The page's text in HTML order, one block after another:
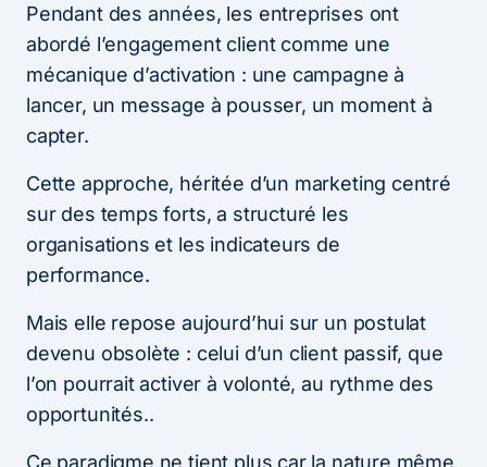
Pendant des années, les entreprises ont
abordé l’engagement client comme une
mécanique d’activation : une campagne à
lancer, un message à pousser, un moment à
capter.
Cette approche, héritée d’un marketing centré
sur des temps forts, a structuré les
organisations et les indicateurs de
performance.
Mais elle repose aujourd’hui sur un postulat
devenu obsolète : celui d’un client passif, que
l’on pourrait activer à volonté, au rythme des
opportunités..
Ce paradigme ne tient plus car la nature même